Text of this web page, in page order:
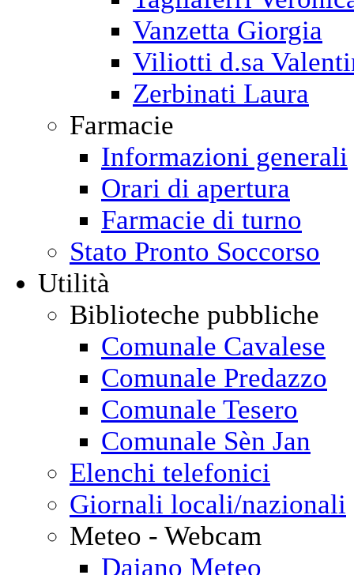
Vanzetta Giorgia
Viliotti d.sa
Zerbinati Laura
Farmacie
Informazioni generali
Orari di apertura
Farmacie di turno
Stato Pronto Soccorso
Utilità
Biblioteche pubbliche
Comunale Cavalese
Comunale Predazzo
Comunale Tesero
Comunale Sèn Jan
Elenchi telefonici
Giornali locali/nazionali
Meteo - Webcam
Daiano Meteo